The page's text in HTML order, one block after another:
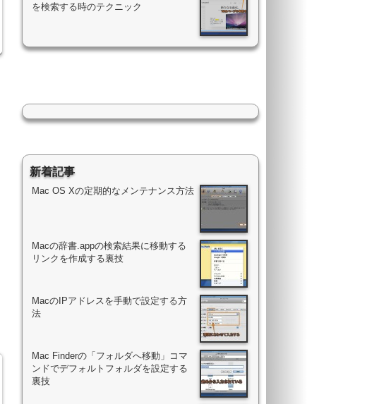
を検索する時のテクニック
新着記事
Mac OS Xの定期的なメンテナンス方法
Macの辞書.appの検索結果に移動する
リンクを作成する裏技
MacのIPアドレスを手動で設定する方
法
Mac Finderの「フォルダへ移動」コマ
ンドでデフォルトフォルダを設定する
裏技